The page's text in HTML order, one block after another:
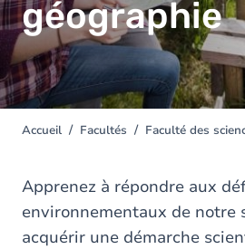
géographie
You
here
Accueil Facultés Faculté des
Apprenez à répondre aux
environnementaux de notre
acquérir une démarche